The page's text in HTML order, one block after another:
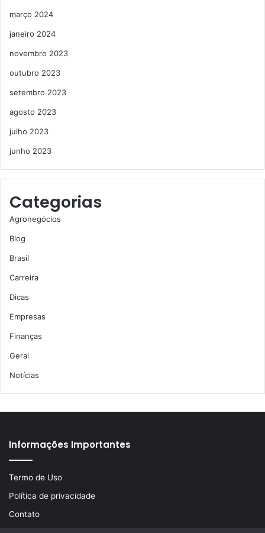
março 2024
janeiro 2024
novembro 2023
outubro 2023
setembro 2023
agosto 2023
julho 2023
junho 2023
Categorias
Agronegócios
Blog
Brasil
Carreira
Dicas
Empresas
Finanças
Geral
Notícias
Informações Importantes
Termo de Uso
Política de privacidade
Contato